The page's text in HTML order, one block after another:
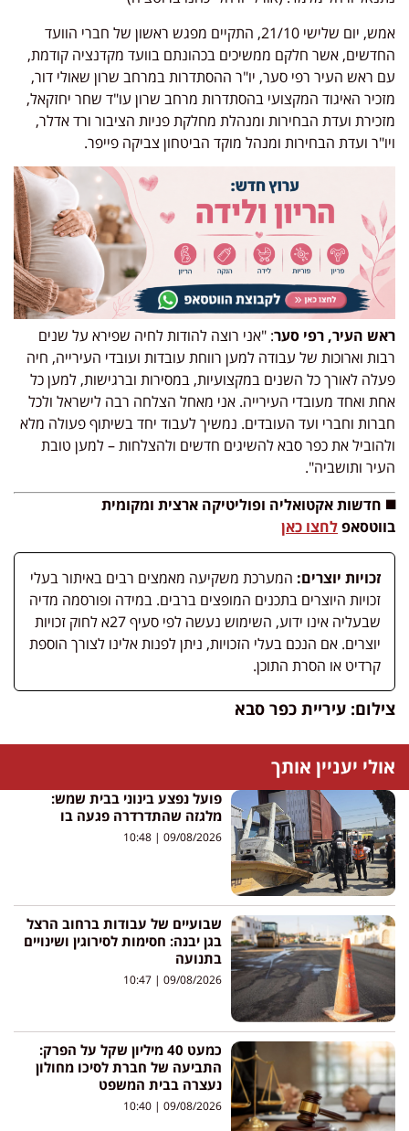
אמש, יום שלישי 21/10, התקיים מפגש ראשון של חברי הוועד
החדשים, אשר חלקם ממשיכים בכהונתם בוועד מקדנציה קודמת,
עם ראש העיר רפי סער, יו"ר ההסתדרות במרחב שרון שאולי דור,
מזכיר האיגוד המקצועי בהסתדרות מרחב שרון עו"ד שחר יחזקאל,
מזכירת ועדת הבחירות ומנהלת מחלקת פניות הציבור ורד אדלר,
ויו"ר ועדת הבחירות ומנהל מוקד הביטחון צביקה פייפר.
ראש העיר, רפי סער: "אני רוצה להודות לחיה שפירא על שנים
רבות וארוכות של עבודה למען רווחת עובדות ועובדי העירייה, חיה
פעלה לאורך כל השנים במקצועיות, במסירות וברגישות, למען כל
אחת ואחד מעובדי העירייה. אני מאחל הצלחה רבה לישראל ולכל
חברות וחברי ועד העובדים. נמשיך לעבוד יחד בשיתוף פעולה מלא
ולהוביל את כפר סבא להשיגים חדשים ולהצלחות – למען טובת
העיר ותושביה".
◼️ חדשות אקטואליה ופוליטיקה ארצית ומקומית
בווטסאפלחצו כאן
זכויות יוצרים: המערכת משקיעה מאמצים רבים באיתור בעלי
זכויות היוצרים בתכנים המופצים ברבים. במידה ופורסמה מדיה
שבעליה אינו ידוע, השימוש נעשה לפי סעיף 27א לחוק זכויות
יוצרים. אם הנכם בעלי הזכויות, ניתן לפנות אלינו לצורך הוספת
קרדיט או הסרת התוכן.
צילום: עיריית כפר סבא
אולי יעניין אותך
פועל נפצע בינוני בבית שמש:
מלגזה שהתדרדרה פגעה בו
09/08/2026
שבועיים של עבודות ברחוב הרצל
בגן יבנה: חסימות לסירוגין ושינויים
בתנועה
09/08/2026
כמעט 40 מיליון שקל על הפרק:
התביעה של חברת לסיכו מחולון
נעצרה בבית המשפט
09/08/2026